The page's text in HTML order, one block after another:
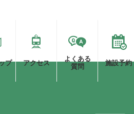
プ アクセス
よくある
質問
施設予約